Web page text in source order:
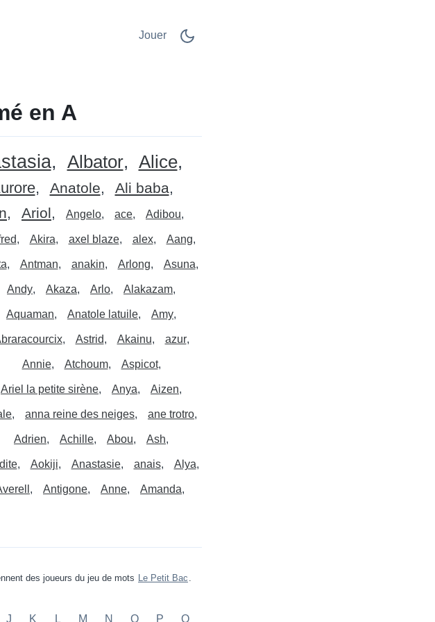
Jouer
en A
Albator
Alice
Anatole
Ali baba
Ariol Angelo ace Adibou
Akira axel blaze alex Aang
Antman anakin Arlong Asuna
Andy Akaza Arlo Alakazam
Aquaman Anatole latuile Amy
Astrid Akainu azur
Annie Atchoum Aspicot
Ariel la petite sirène Anya Aizen
anna reine des neiges ane trotro
Adrien Achille Abou Ash
Aokiji Anastasie anais Alya
Antigone Anne Amanda
des joueurs du jeu de mots Le Petit Bac .
J K L M N O P Q